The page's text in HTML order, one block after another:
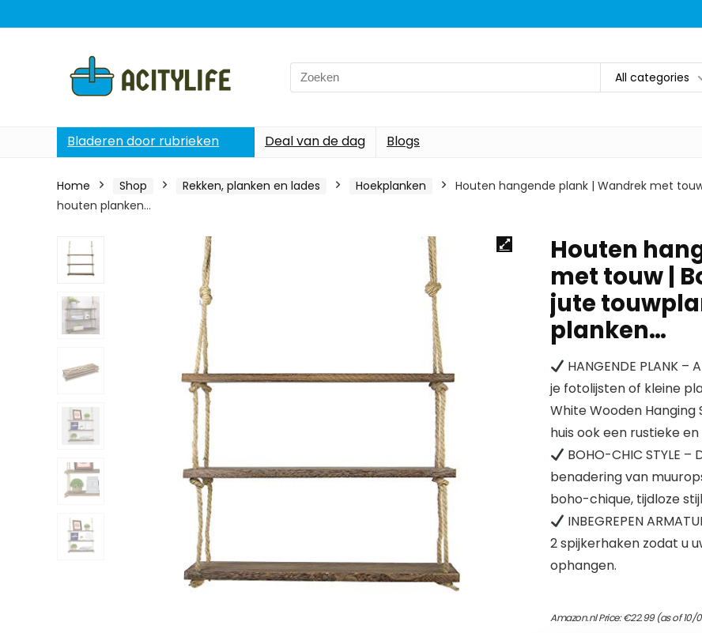
Search
for:
All categories
Bladeren door rubrieken Deal van de dag Blogs
Home Shop Rekken, planken en lades Hoekplanken
Houten hangende plank | Wandrek met
houten planken…
Houten
met touw |
jute
planken…
HANGENDE PLANK
je fotolijsten of kleine
White Wooden
huis ook een rustieke
BOHO-CHIC STYLE
benadering van
boho-chique, tijdloze
INBEGREPEN
2 spijkerhaken zodat u
ophangen.
Amazon.nl Price:€22.99(as of 10/